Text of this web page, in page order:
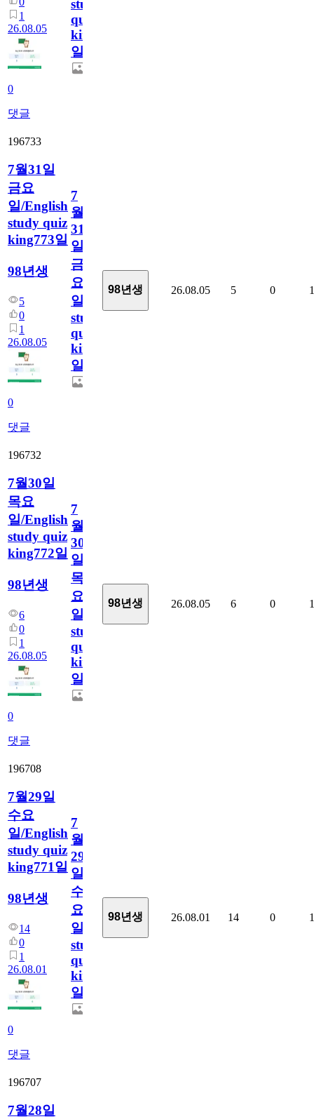
1
26.08.05
0
댓글
study
quiz
king774
일
196733
7월31일
금요
일/English
study quiz
king773일
98년생
5
0
1
26.08.05
0
댓글
7
월
31
일
금
요
일/English
study
quiz
king773
일
98년생 26.08.05 5 0 1
196732
7월30일
목요
일/English
study quiz
king772일
98년생
6
0
1
26.08.05
0
댓글
7
월
30
일
목
요
일/English
study
quiz
king772
일
98년생 26.08.05 6 0 1
196708
7월29일
수요
일/English
study quiz
king771일
98년생
14
0
1
26.08.01
0
댓글
7
월
29
일
수
요
일/English
study
quiz
king771
일
98년생 26.08.01 14 0 1
196707
7월28일